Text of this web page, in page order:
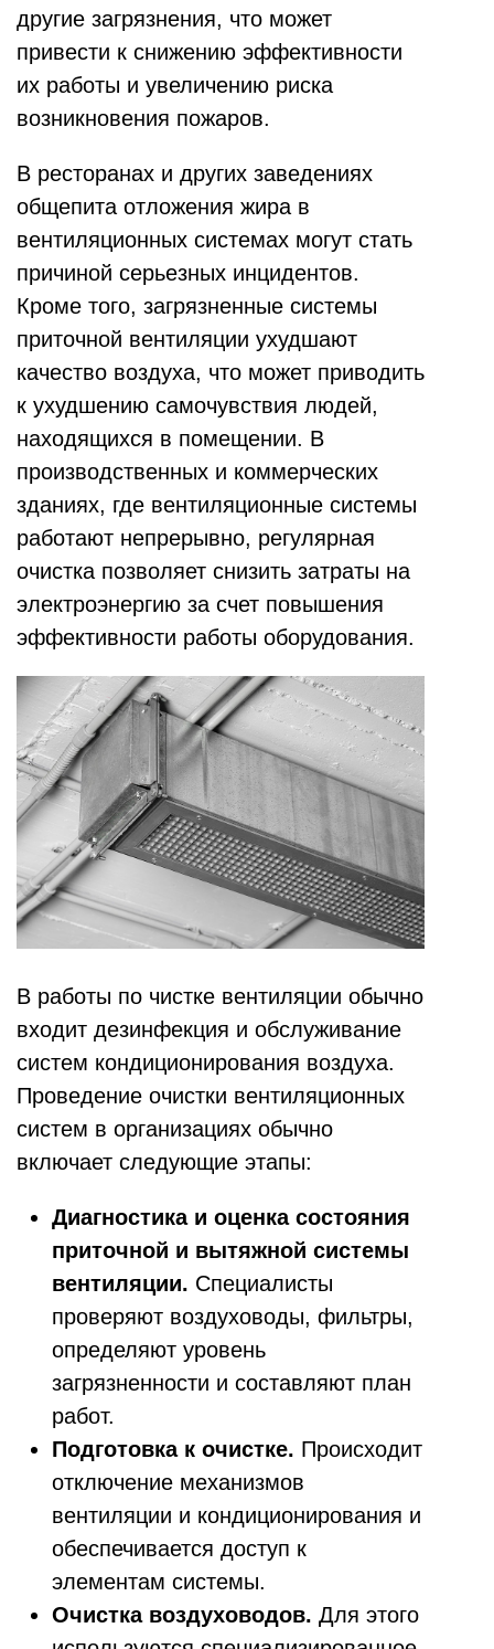
другие загрязнения, что может
привести к снижению эффективности
их работы и увеличению риска
возникновения пожаров.
В ресторанах и других заведениях
общепита отложения жира в
вентиляционных системах могут стать
причиной серьезных инцидентов.
Кроме того, загрязненные системы
приточной вентиляции ухудшают
качество воздуха, что может приводить
к ухудшению самочувствия людей,
находящихся в помещении. В
производственных и коммерческих
зданиях, где вентиляционные системы
работают непрерывно, регулярная
очистка позволяет снизить затраты на
электроэнергию за счет повышения
эффективности работы оборудования.
В работы по чистке вентиляции обычно
входит дезинфекция и обслуживание
систем кондиционирования воздуха.
Проведение очистки вентиляционных
систем в организациях обычно
включает следующие этапы:
Диагностика и оценка состояния
приточной и вытяжной системы
вентиляции. Специалисты
проверяют воздуховоды, фильтры,
определяют уровень
загрязненности и составляют план
работ.
Подготовка к очистке. Происходит
отключение механизмов
вентиляции и кондиционирования и
обеспечивается доступ к
элементам системы.
Очистка воздуховодов. Для этого